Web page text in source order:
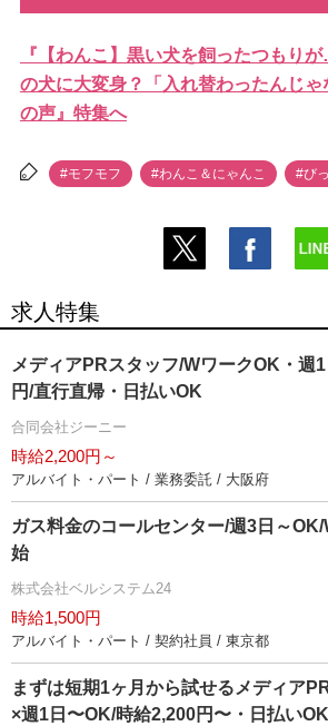
『【わんこ】黒い犬を飼ったつもり
の犬に大変身？「入れ替わったんじゃ
の声』特集へ
#モフモフ #わんこ＆にゃんこ #び
求人特集
メディアPRスタッフ/WワークOK・週
円/直行直帰・日払いOK
合同会社ジーニー
時給2,200円～
アルバイト・パート / 業務委託 / 大阪府
ガス料金のコールセンター/週3日～
始
株式会社ベルシステム24
時給1,500円
アルバイト・パート / 契約社員 / 東京都
まずは短期1ヶ月から試せるメディア
×週1日〜OK/時給2,200円〜・日払いOK